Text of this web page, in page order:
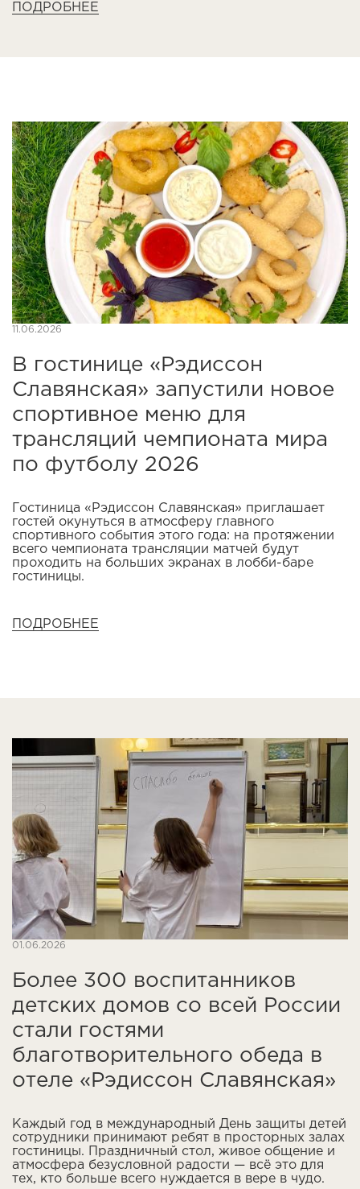
ПОДРОБНЕЕ
11.06.2026
В гостинице «Рэдиссон
Славянская» запустили новое
спортивное меню для
трансляций чемпионата мира
по футболу 2026
Гостиница «Рэдиссон Славянская» приглашает
гостей окунуться в атмосферу главного
спортивного события этого года: на протяжении
всего чемпионата трансляции матчей будут
проходить на больших экранах в лобби-баре
гостиницы.
ПОДРОБНЕЕ
01.06.2026
Более 300 воспитанников
детских домов со всей России
стали гостями
благотворительного обеда в
отеле «Рэдиссон Славянская»
Каждый год в международный День защиты детей
сотрудники принимают ребят в просторных залах
гостиницы. Праздничный стол, живое общение и
атмосфера безусловной радости — всё это для
тех, кто больше всего нуждается в вере в чудо.